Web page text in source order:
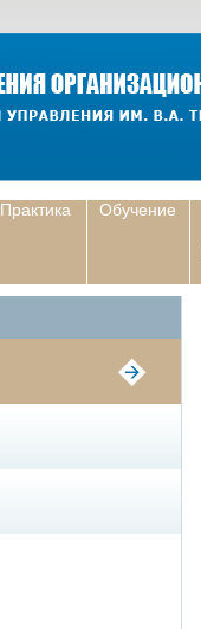
Практика Обучение